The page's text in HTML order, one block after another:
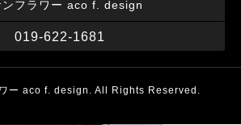
ンフラワー aco f. design
019-622-1681
ー aco f. design . All Rights Reserved.